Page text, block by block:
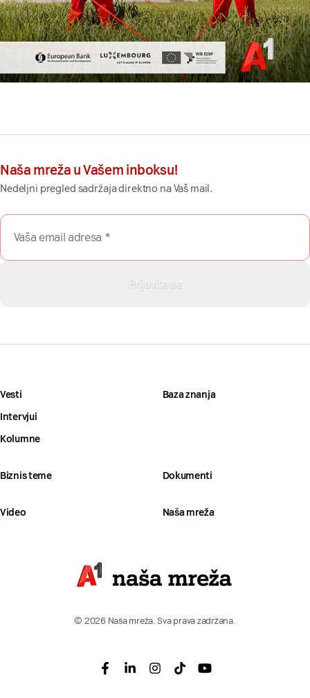
Naša mreža u Vašem inboksu!
Nedeljni pregled sadržaja direktno na Vaš mail.
Vesti
Intervjui
Kolumne
Baza znanja
Biznis teme Dokumenti
Video Naša mreža
© 2026 Naša mreža. Sva prava zadržana.
Facebook
LinkedinInstagram
TiktokYoutube